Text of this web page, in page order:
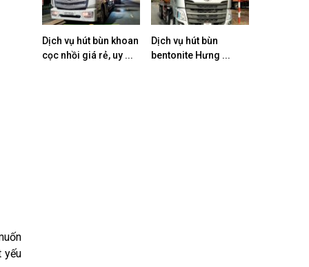
yếu
Dịch vụ hút bùn khoan
cọc nhồi giá rẻ, uy ...
Dịch vụ hút bùn
bentonite Hưng ...